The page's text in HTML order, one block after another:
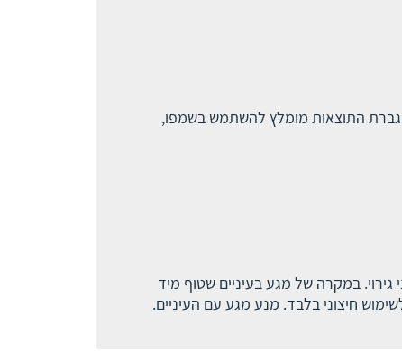
כל השיער, ממתינים במשך 3-2 דקות ושוטפים היטב. להגברת התוצאות מומלץ להשתמש בשמפו,
במקרה של מגע בעיניים שטוף מיד
חיצוני בלבד. מנע מגע עם העיניים.